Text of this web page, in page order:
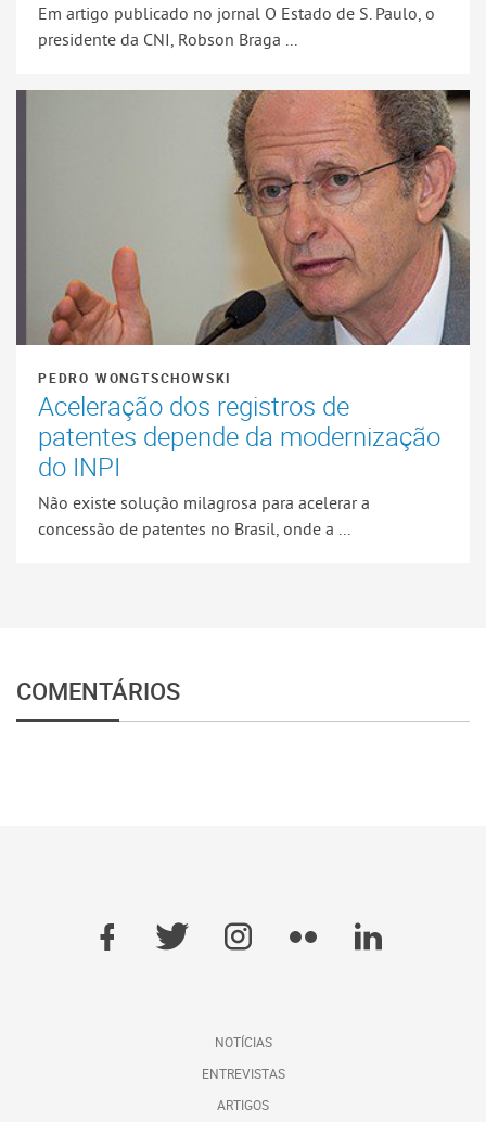
Em artigo publicado no jornal O Estado de S. Paulo, o
presidente da CNI, Robson Braga ...
PEDRO WONGTSCHOWSKI
Aceleração dos registros de
patentes depende da modernização
do INPI
Não existe solução milagrosa para acelerar a
concessão de patentes no Brasil, onde a ...
COMENTÁRIOS
NOTÍCIAS
ENTREVISTAS
ARTIGOS